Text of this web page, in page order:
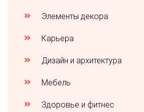
Элементы декора
Карьера
Дизайн и архитектура
Мебель
Здоровье и фитнес